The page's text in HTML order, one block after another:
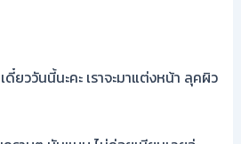
ยววันนี้นะคะ เราจะมาแต่งหน้า ลุคผิว